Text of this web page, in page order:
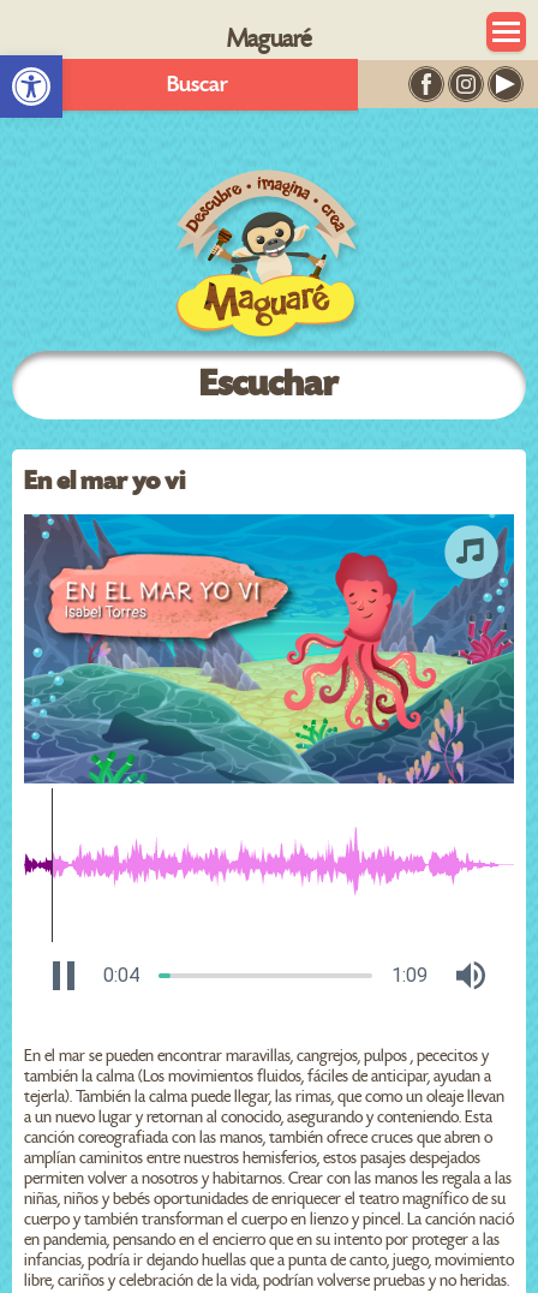
Abrir barra de herramientas
Maguaré
Buscar
Escuchar
En el mar yo vi
0:04 1:09
En el mar se pueden encontrar maravillas, cangrejos, pulpos , pececitos y
también la calma (Los movimientos fluidos, fáciles de anticipar, ayudan a
tejerla). También la calma puede llegar, las rimas, que como un oleaje llevan
a un nuevo lugar y retornan al conocido, asegurando y conteniendo. Esta
canción coreografiada con las manos, también ofrece cruces que abren o
amplían caminitos entre nuestros hemisferios, estos pasajes despejados
permiten volver a nosotros y habitarnos. Crear con las manos les regala a las
niñas, niños y bebés oportunidades de enriquecer el teatro magnífico de su
cuerpo y también transforman el cuerpo en lienzo y pincel. La canción nació
en pandemia, pensando en el encierro que en su intento por proteger a las
infancias, podría ir dejando huellas que a punta de canto, juego, movimiento
libre, cariños y celebración de la vida, podrían volverse pruebas y no heridas.